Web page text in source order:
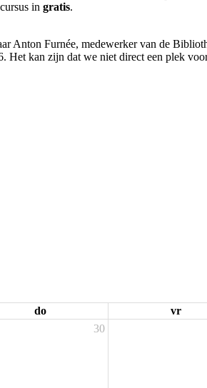
cursus ingratis.
Anton Furnée, medewerker van de
Het kan zijn dat we niet direct een plek
do vr
30